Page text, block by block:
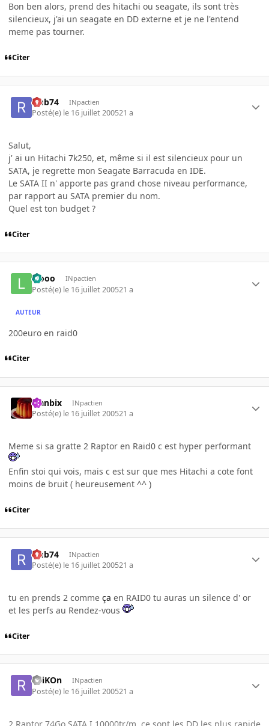
Bon ben alors, prend des hitachi ou seagate, ils sont très
silencieux, j'ai un seagate en DD externe et je ne l'entend
meme pas tourner.
Citer
rmb74 INpactien
Posté(e) le 16 juillet 200521 a
Salut,
j' ai un Hitachi 7k250, et, même si il est silencieux pour un
SATA, je regrette mon Seagate Barracuda en IDE.
Le SATA II n' apporte pas grand chose niveau performance,
par rapport au SATA premier du nom.
Quel est ton budget ?
Citer
laooo INpactien
Posté(e) le 16 juillet 200521 a
AUTEUR
200euro en raid0
Citer
Flanbix INpactien
Posté(e) le 16 juillet 200521 a
Meme si sa gratte 2 Raptor en Raid0 c est hyper performant
Enfin stoi qui vois, mais c est sur que mes Hitachi a cote font
moins de bruit ( heureusement ^^ )
Citer
rmb74 INpactien
Posté(e) le 16 juillet 200521 a
tu en prends 2 comme ça en RAID0 tu auras un silence d' or
et les perfs au Rendez-vous
Citer
ReiKOn INpactien
Posté(e) le 16 juillet 200521 a
2 Raptor 74Go SATA I 10000tr/m, ce sont les DD les plus rapide